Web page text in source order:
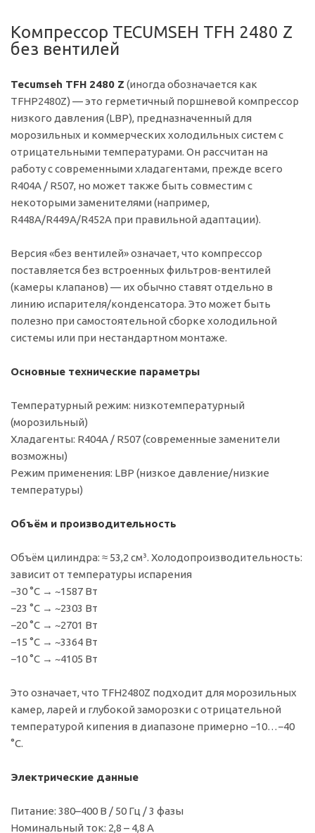
Компрессор TECUMSEH TFH 2480 Z
без вентилей
Tecumseh TFH 2480 Z (иногда обозначается как
TFHP2480Z) — это герметичный поршневой компрессор
низкого давления (LBP), предназначенный для
морозильных и коммерческих холодильных систем с
отрицательными температурами. Он рассчитан на
работу с современными хладагентами, прежде всего
R404A / R507, но может также быть совместим с
некоторыми заменителями (например,
R448A/R449A/R452A при правильной адаптации).
Версия «без вентилей» означает, что компрессор
поставляется без встроенных фильтров‑вентилей
(камеры клапанов) — их обычно ставят отдельно в
линию испарителя/конденсатора. Это может быть
полезно при самостоятельной сборке холодильной
системы или при нестандартном монтаже.
Основные технические параметры
Температурный режим: низкотемпературный
(морозильный)
Хладагенты: R404A / R507 (современные заменители
возможны)
Режим применения: LBP (низкое давление/низкие
температуры)
Объём и производительность
Объём цилиндра: ≈ 53,2 см³. Холодопроизводительность:
зависит от температуры испарения
−30 °C → ~1587 Вт
−23 °C → ~2303 Вт
−20 °C → ~2701 Вт
−15 °C → ~3364 Вт
−10 °C → ~4105 Вт
Это означает, что TFH2480Z подходит для морозильных
камер, ларей и глубокой заморозки с отрицательной
температурой кипения в диапазоне примерно −10…−40
°C.
Электрические данные
Питание: 380–400 В / 50 Гц / 3 фазы
Номинальный ток: 2,8 – 4,8 А